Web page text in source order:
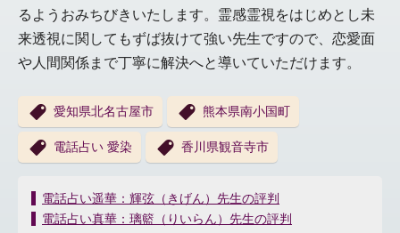
るようおみちびきいたします。霊感霊視をはじめとし未
来透視に関してもずば抜けて強い先生ですので、恋愛面
や人間関係まで丁寧に解決へと導いていただけます。
愛知県北名古屋市 熊本県南小国町
電話占い 愛染 香川県観音寺市
投
稿
電話占い遥華：輝弦（きげん）先生の評判
電話占い真華：璃籃（りいらん）先生の評判